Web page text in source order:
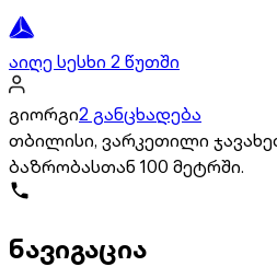
აიღე სესხი 2 წუთში
გიორგი2 განცხადება
თბილისი, ვარკეთილი
ბაზრობასთან 100 მეტრში.
ნავიგაცია